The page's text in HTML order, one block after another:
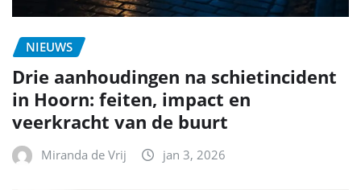
NIEUWS
Drie aanhoudingen na schietincident
in Hoorn: feiten, impact en
veerkracht van de buurt
Miranda de Vrij jan 3, 2026